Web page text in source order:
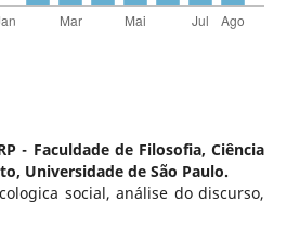
- Faculdade de Filosofia, Ciência
Universidade de São Paulo.
social, análise do discurso,